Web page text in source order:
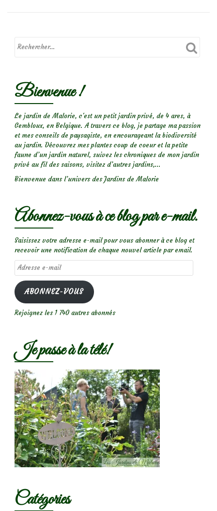
Bienvenue !
Le jardin de Malorie, c'est un petit jardin privé, de 4 ares, à
Gembloux, en Belgique. A travers ce blog, je partage ma passion
et mes conseils de paysagiste, en encourageant la biodiversité
au jardin. Découvrez mes plantes coup de coeur et la petite
faune d’un jardin naturel, suivez les chroniques de mon jardin
privé au fil des saisons, visitez d’autres jardins,...
Bienvenue dans l’univers des Jardins de Malorie
Abonnez-vous à ce blog par e-mail.
Saisissez votre adresse e-mail pour vous abonner à ce blog et
recevoir une notification de chaque nouvel article par email.
Adresse
e-
mail
ABONNEZ-VOUS
Rejoignez les 1 740 autres abonnés
Je passe à la télé!
Catégories